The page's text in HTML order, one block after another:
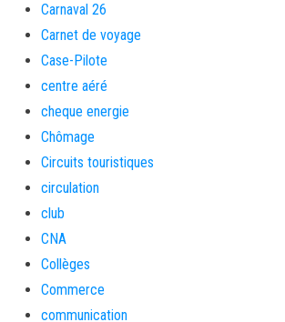
Carnaval 26
Carnet de voyage
Case-Pilote
centre aéré
cheque energie
Chômage
Circuits touristiques
circulation
club
CNA
Collèges
Commerce
communication